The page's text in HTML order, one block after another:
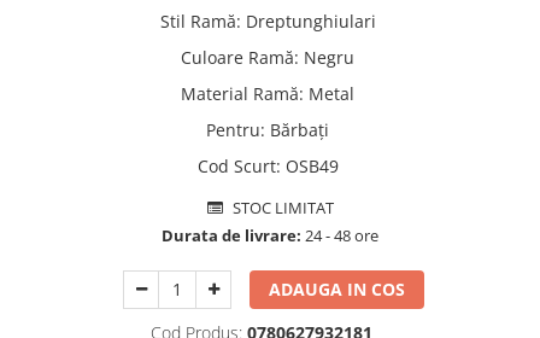
Stil Ramă: Dreptunghiulari
Culoare Ramă: Negru
Material Ramă: Metal
Pentru: Bărbați
Cod Scurt: OSB49
STOC LIMITAT
Durata de livrare: 24 - 48 ore
ADAUGA IN COS
Cod Produs: 0780627932181